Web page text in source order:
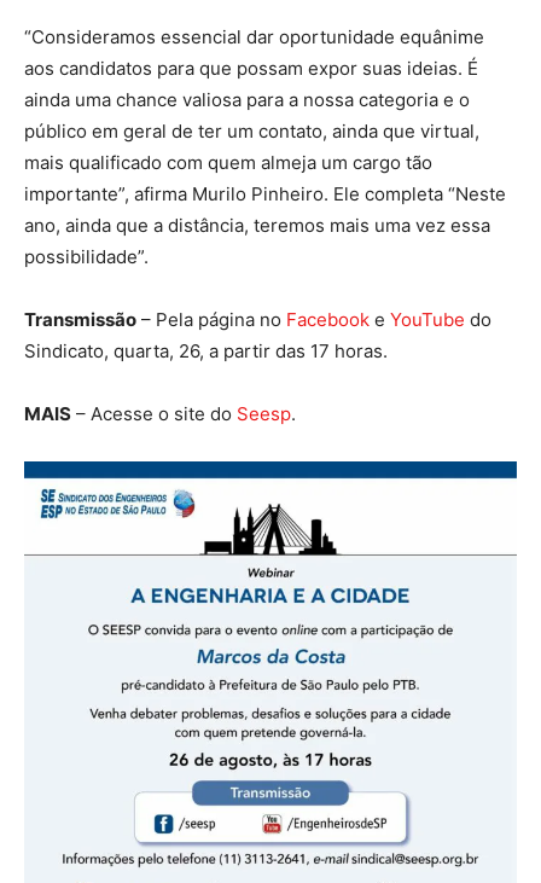
“Consideramos essencial dar oportunidade equânime
aos candidatos para que possam expor suas ideias. É
ainda uma chance valiosa para a nossa categoria e o
público em geral de ter um contato, ainda que virtual,
mais qualificado com quem almeja um cargo tão
importante”, afirma Murilo Pinheiro. Ele completa “Neste
ano, ainda que a distância, teremos mais uma vez essa
possibilidade”.
Transmissão – Pela página no Facebook e YouTube do
Sindicato, quarta, 26, a partir das 17 horas.
MAIS – Acesse o site do Seesp.